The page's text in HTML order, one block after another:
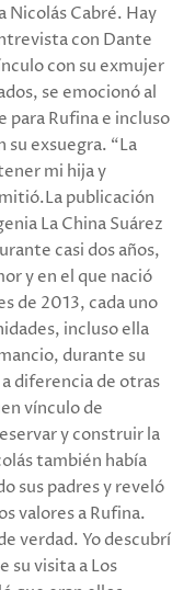
Nicolás Cabré. Hay
con Dante
con su exmujer
se emocionó al
para Rufina e incluso
exsuegra. “La
mi hija y
publicación
La China Suárez
casi dos años,
y en el que nació
de 2013, cada uno
incluso ella
durante su
diferencia de otras
vínculo de
y construir la
también había
sus padres y reveló
valores a Rufina.
verdad. Yo descubrí
su visita a Los